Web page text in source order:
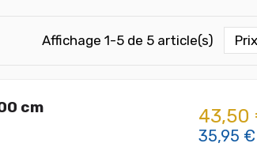
Affichage 1-5 de 5 article(s)
cm 43,50
35,95 €